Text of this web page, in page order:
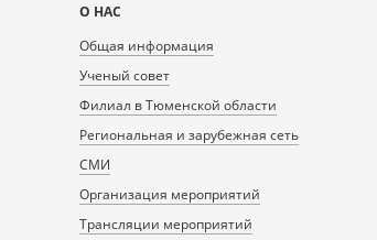
Карта
сайта
О НАС
Общая информация
Ученый совет
Филиал в Тюменской области
Региональная и зарубежная сеть
СМИ
Организация мероприятий
Трансляции мероприятий